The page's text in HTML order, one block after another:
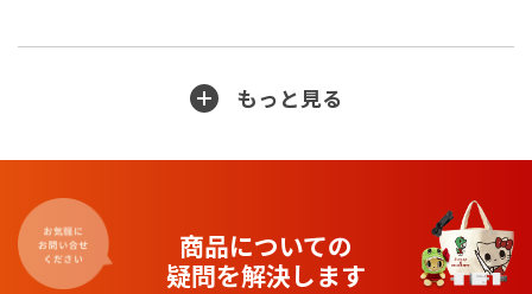
もっと見る
商品についての
疑問を解決します